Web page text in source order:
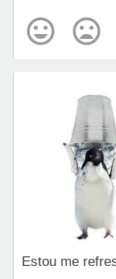
Estou me